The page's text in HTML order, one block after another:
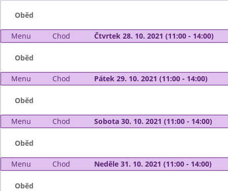
Oběd
Menu Chod Čtvrtek 28. 10. 2021 (11:00 - 14:00)
Oběd
Menu Chod Pátek 29. 10. 2021 (11:00 - 14:00)
Oběd
Menu Chod Sobota 30. 10. 2021 (11:00 - 14:00)
Oběd
Menu Chod Neděle 31. 10. 2021 (11:00 - 14:00)
Oběd